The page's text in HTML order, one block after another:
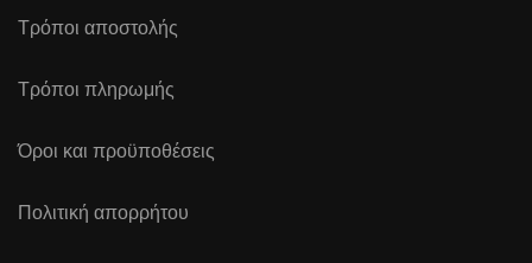
Τρόποι αποστολής
Τρόποι πληρωμής
Όροι και προϋποθέσεις
Πολιτική απορρήτου